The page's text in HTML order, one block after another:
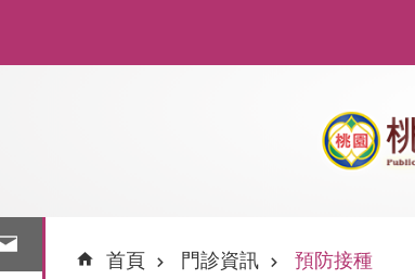
首頁 門診資訊 預防接種